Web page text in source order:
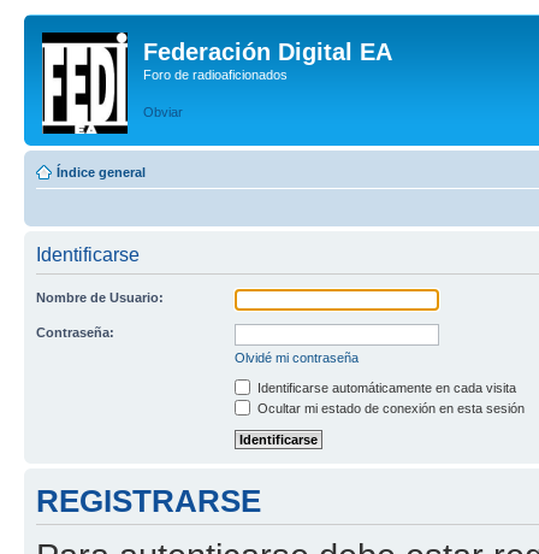
Federación Digital EA
Foro de radioaficionados
Obviar
Índice general
Identificarse
Nombre de Usuario:
Contraseña:
Olvidé mi contraseña
Identificarse automáticamente en cada visita
Ocultar mi estado de conexión en esta sesión
REGISTRARSE